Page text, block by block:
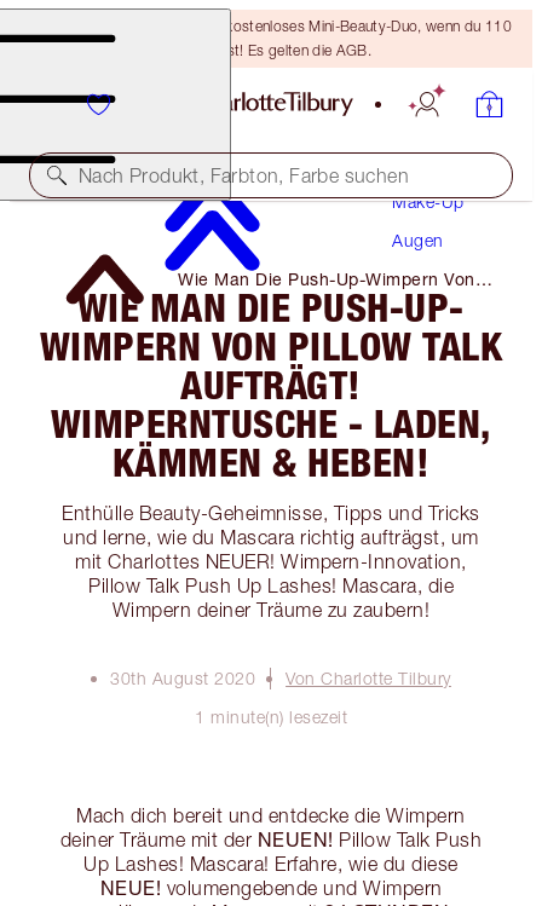
LETZTE CHANCE! Erhalte ein kostenloses Mini-Beauty-Duo, wenn du 110
€ ausgibst! Es gelten die AGB.
Nach Produkt, Farbton, Farbe suchen
Make-Up
Augen
Wie Man Die Push-Up-Wimpern Von
Pillow Talk Aufträgt! Wimperntusche -
Laden, Kämmen & Heben!
WIE MAN DIE PUSH-UP-
WIMPERN VON PILLOW TALK
AUFTRÄGT!
WIMPERNTUSCHE - LADEN,
KÄMMEN & HEBEN!
Enthülle Beauty-Geheimnisse, Tipps und Tricks
und lerne, wie du Mascara richtig aufträgst, um
mit Charlottes NEUER! Wimpern-Innovation,
Pillow Talk Push Up Lashes! Mascara, die
Wimpern deiner Träume zu zaubern!
30th August 2020
Von Charlotte Tilbury
1 minute(n) lesezeit
Mach dich bereit und entdecke die Wimpern
deiner Träume mit der NEUEN! Pillow Talk Push
Up Lashes! Mascara! Erfahre, wie du diese
NEUE! volumengebende und Wimpern